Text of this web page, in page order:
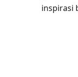
inspirasi